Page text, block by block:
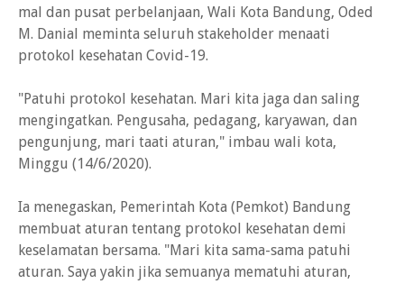
mal dan pusat perbelanjaan, Wali Kota Bandung, Oded
M. Danial meminta seluruh stakeholder menaati
protokol kesehatan Covid-19.
"Patuhi protokol kesehatan. Mari kita jaga dan saling
mengingatkan. Pengusaha, pedagang, karyawan, dan
pengunjung, mari taati aturan," imbau wali kota,
Minggu (14/6/2020).
Ia menegaskan, Pemerintah Kota (Pemkot) Bandung
membuat aturan tentang protokol kesehatan demi
keselamatan bersama. "Mari kita sama-sama patuhi
aturan. Saya yakin jika semuanya mematuhi aturan,